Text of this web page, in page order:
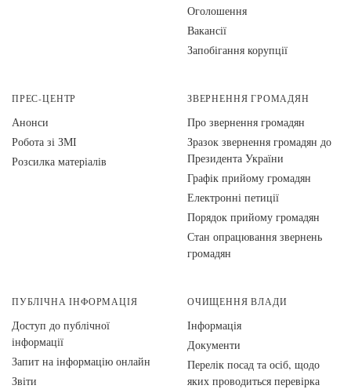
Оголошення
Вакансії
Запобігання корупції
ПРЕС-ЦЕНТР
Анонси
Робота зі ЗМІ
Розсилка матеріалів
ЗВЕРНЕННЯ ГРОМАДЯН
Про звернення громадян
Зразок звернення громадян до
Президента України
Графік прийому громадян
Електронні петиції
Порядок прийому громадян
Стан опрацювання звернень
громадян
ПУБЛІЧНА ІНФОРМАЦІЯ
Доступ до публічної
інформації
Запит на інформацію онлайн
Звіти
ОЧИЩЕННЯ ВЛАДИ
Інформація
Документи
Перелік посад та осіб, щодо
яких проводиться перевірка